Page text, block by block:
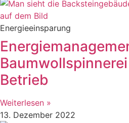
Energieeinsparung
Betrieb
Weiterlesen »
13. Dezember 2022